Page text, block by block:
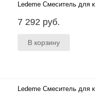
Ledeme Смеситель для
7 292 руб.
Ledeme Смеситель для